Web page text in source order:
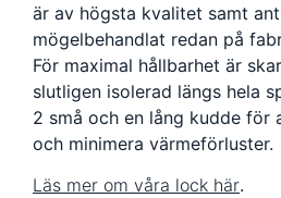
är av högsta kvalitet samt
mögelbehandlat redan på
För maximal hållbarhet är
slutligen isolerad längs hela
2 små och en lång kudde för
och minimera värmeförluster.
Läs mer om våra lock här.